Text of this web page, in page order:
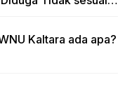
Kaltara ada apa?